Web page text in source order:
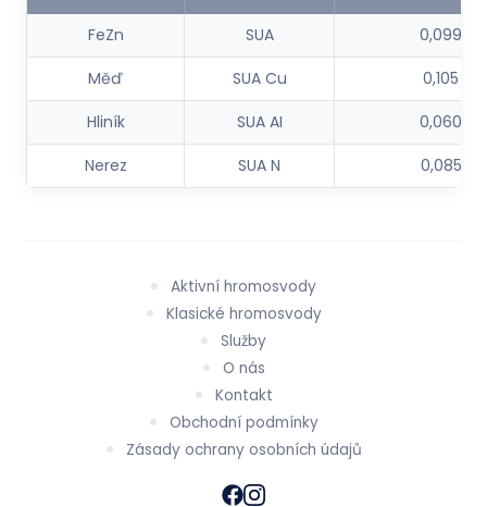
FeZn SUA
0,099
Měď
SUA Cu
0,105
Hliník
SUA AI
0,060
Nerez
SUA N 0,085
Aktivní hromosvody
Klasické hromosvody
Služby
O nás
Kontakt
Obchodní podmínky
Zásady ochrany osobních údajů